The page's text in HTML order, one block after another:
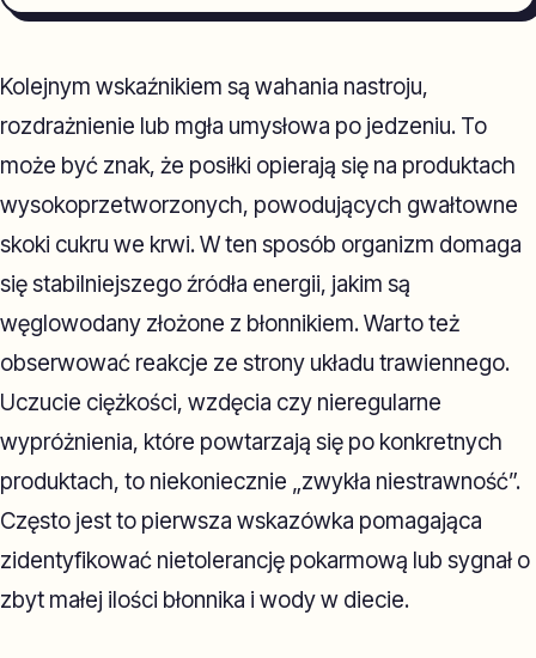
Kolejnym wskaźnikiem są wahania nastroju,
rozdrażnienie lub mgła umysłowa po jedzeniu. To
może być znak, że posiłki opierają się na produktach
wysokoprzetworzonych, powodujących gwałtowne
skoki cukru we krwi. W ten sposób organizm domaga
się stabilniejszego źródła energii, jakim są
węglowodany złożone z błonnikiem. Warto też
obserwować reakcje ze strony układu trawiennego.
Uczucie ciężkości, wzdęcia czy nieregularne
wypróżnienia, które powtarzają się po konkretnych
produktach, to niekoniecznie „zwykła niestrawność”.
Często jest to pierwsza wskazówka pomagająca
zidentyfikować nietolerancję pokarmową lub sygnał o
zbyt małej ilości błonnika i wody w diecie.